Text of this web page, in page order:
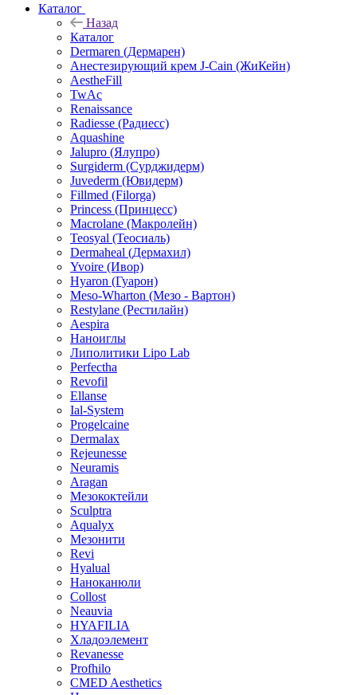
Каталог
Назад
Каталог
Dermaren (Дермарен)
Анестезирующий крем J-Cain (ЖиКейн)
AestheFill
TwAc
Renaissance
Radiesse (Радиесс)
Aquashine
Jalupro (Ялупро)
Surgiderm (Сурджидерм)
Juvederm (Ювидерм)
Fillmed (Filorga)
Princess (Принцесс)
Macrolane (Макролейн)
Teosyal (Теосиаль)
Dermaheal (Дермахил)
Yvoire (Ивор)
Hyaron (Гуарон)
Meso-Wharton (Мезо - Вартон)
Restylane (Рестилайн)
Aespira
Наноиглы
Липолитики Lipo Lab
Perfectha
Revofil
Ellanse
Ial-System
Progelcaine
Dermalax
Rejeunesse
Neuramis
Aragan
Мезококтейли
Sculptra
Aqualyx
Мезонити
Revi
Hyalual
Наноканюли
Collost
Neauvia
HYAFILIA
Хладоэлемент
Revanesse
Profhilo
CMED Aesthetics